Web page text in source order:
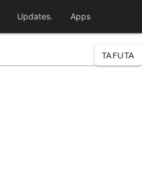
Updates. Apps
TAFUTA